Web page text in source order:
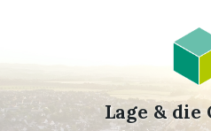
Lage &